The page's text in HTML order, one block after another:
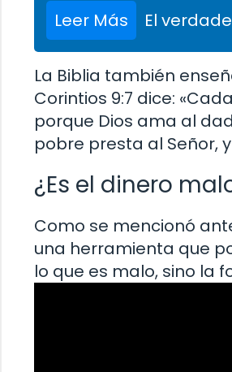
Leer Más El
La Biblia también
Corintios 9:7 dice:
porque Dios ama al
pobre presta al Señor,
¿Es el dinero
Como se mencionó
una herramienta que
lo que es malo, sino la